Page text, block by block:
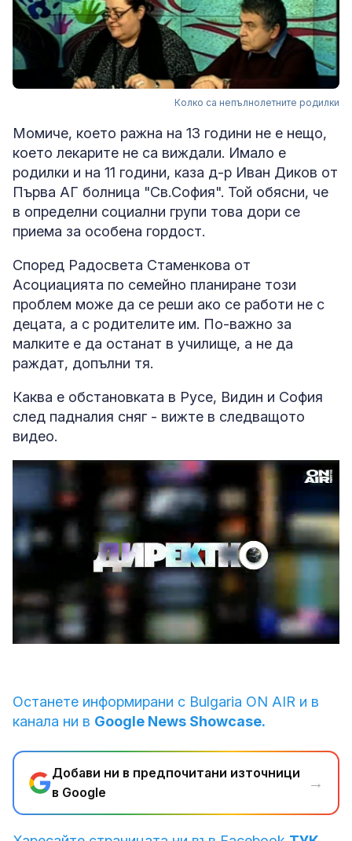
Колко са непълнолетните родилки
Момиче, което ражна на 13 години не е нещо,
което лекарите не са виждали. Имало е
родилки и на 11 години, каза д-р Иван Диков от
Първа АГ болница "Св.София". Той обясни, че
в определни социални групи това дори се
приема за особена гордост.
Според Радосвета Стаменкова от
Асоциацията по семейно планиране този
проблем може да се реши ако се работи не с
децата, а с родителите им. По-важно за
малките е да останат в училище, а не да
раждат, допълни тя.
Каква е обстановката в Русе, Видин и София
след падналия сняг - вижте в следващото
видео.
Unmute Loaded
Останете информирани с Bulgaria ON AIR и в
канала ни в Google News Showcase.
Добави ни в предпочитани източници
в Google
→